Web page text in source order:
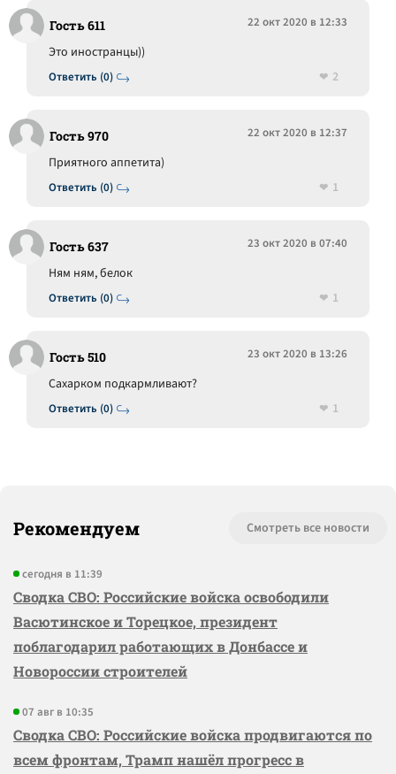
Гость 611 22 окт 2020 в 12:33
Ответить (0)
Это иностранцы))
2
Гость 970 22 окт 2020 в 12:37
Ответить (0)
Приятного аппетита)
1
Гость 637 23 окт 2020 в 07:40
Ответить (0)
Ням ням, белок
1
Гость 510 23 окт 2020 в 13:26
Ответить (0)
Сахарком подкармливают?
1
Рекомендуем Смотреть все новости
сегодня в 11:39
Сводка СВО: Российские войска освободили
Васютинское и Торецкое, президент
поблагодарил работающих в Донбассе и
Новороссии строителей
07 авг в 10:35
Сводка СВО: Российские войска продвигаются по
всем фронтам, Трамп нашёл прогресс в